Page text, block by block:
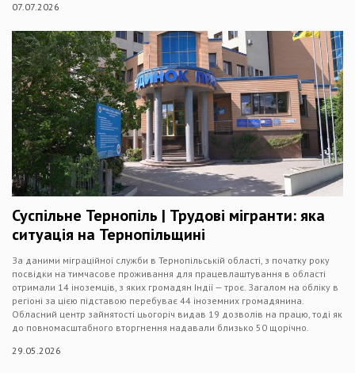
07.07.2026
Суспільне Тернопіль | Трудові мігранти: яка
ситуація на Тернопільщині
За даними міграційної служби в Тернопільській області, з початку року
посвідки на тимчасове проживання для працевлаштування в області
отримали 14 іноземців, з яких громадян Індії — троє. Загалом на обліку в
регіоні за цією підставою перебуває 44 іноземних громадянина.
Обласний центр зайнятості цьогоріч видав 19 дозволів на працю, тоді як
до повномасштабного вторгнення надавали близько 50 щорічно.
29.05.2026